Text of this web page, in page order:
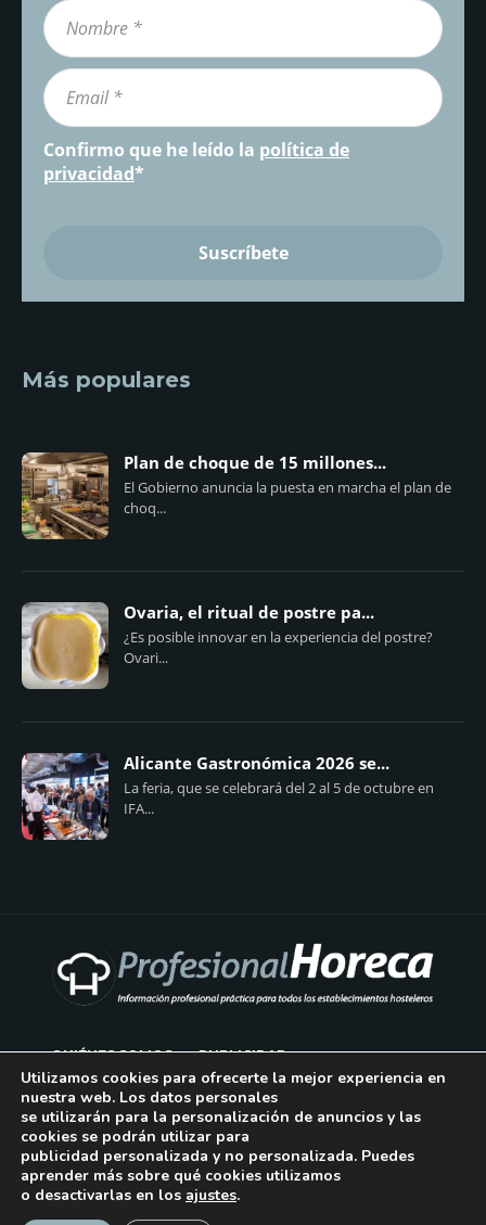
Confirmo que he leído la política de
privacidad*
Más populares
Plan de choque de 15 millones...
El Gobierno anuncia la puesta en marcha el plan de
choq...
Ovaria, el ritual de postre pa...
¿Es posible innovar en la experiencia del postre?
Ovari...
Alicante Gastronómica 2026 se...
La feria, que se celebrará del 2 al 5 de octubre en
IFA...
QUIÉNES SOMOS PUBLICIDAD
AVISO LEGAL
POLÍTICA DE COOKIES
POLÍTICA DE PRIVACIDAD
Utilizamos cookies para ofrecerte la mejor experiencia en
nuestra web. Los datos personales
se utilizarán para la personalización de anuncios y las
cookies se podrán utilizar para
publicidad personalizada y no personalizada. Puedes
aprender más sobre qué cookies utilizamos
o desactivarlas en los ajustes.